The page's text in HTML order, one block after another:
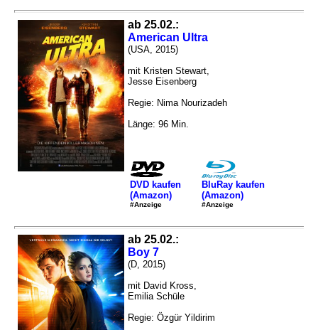
ab 25.02.:
American Ultra
(USA, 2015)
mit Kristen Stewart,
Jesse Eisenberg
Regie: Nima Nourizadeh
Länge: 96 Min.
DVD kaufen
(Amazon)
#Anzeige
BluRay kaufen
(Amazon)
#Anzeige
ab 25.02.:
Boy 7
(D, 2015)
mit David Kross,
Emilia Schüle
Regie: Özgür Yildirim